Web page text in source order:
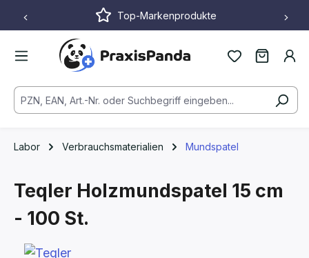
Zum Hauptinhalt springenTop-Markenprodukte
Labor Verbrauchsmaterialien Mundspatel
Teqler Holzmundspatel 15 cm
- 100 St.